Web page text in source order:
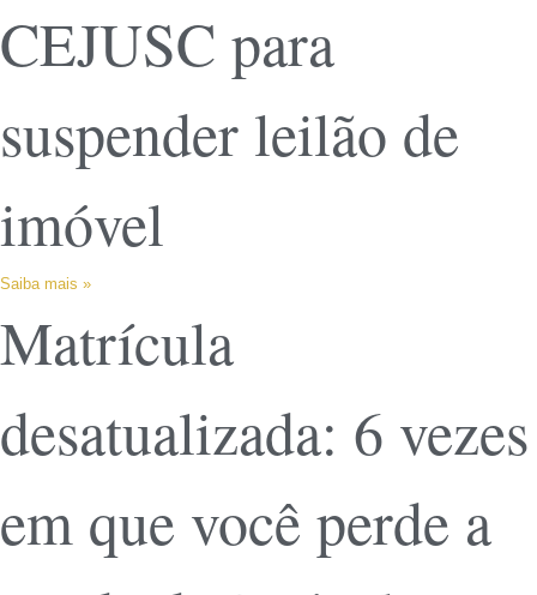
CEJUSC para
suspender leilão de
imóvel
Saiba mais »
Matrícula
desatualizada: 6 vezes
em que você perde a